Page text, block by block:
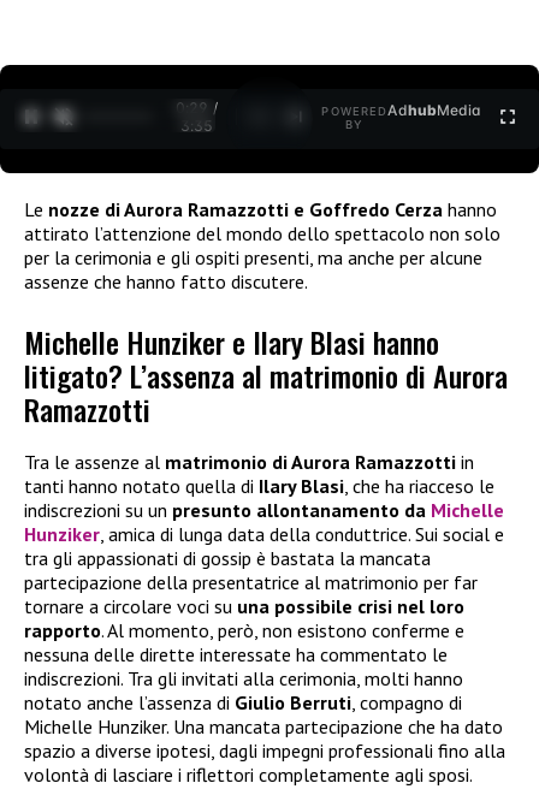
0:30 /
3:35
POWERED
BY
AdhubMedia
Le nozze di Aurora Ramazzotti e Goffredo Cerza hanno
attirato l’attenzione del mondo dello spettacolo non solo
per la cerimonia e gli ospiti presenti, ma anche per alcune
assenze che hanno fatto discutere.
Michelle Hunziker e Ilary Blasi hanno
litigato? L’assenza al matrimonio di Aurora
Ramazzotti
Tra le assenze al matrimonio di Aurora Ramazzotti in
tanti hanno notato quella di Ilary Blasi, che ha riacceso le
indiscrezioni su un presunto allontanamento da Michelle
Hunziker, amica di lunga data della conduttrice. Sui social e
tra gli appassionati di gossip è bastata la mancata
partecipazione della presentatrice al matrimonio per far
tornare a circolare voci su una possibile crisi nel loro
rapporto. Al momento, però, non esistono conferme e
nessuna delle dirette interessate ha commentato le
indiscrezioni. Tra gli invitati alla cerimonia, molti hanno
notato anche l’assenza di Giulio Berruti, compagno di
Michelle Hunziker. Una mancata partecipazione che ha dato
spazio a diverse ipotesi, dagli impegni professionali fino alla
volontà di lasciare i riflettori completamente agli sposi.